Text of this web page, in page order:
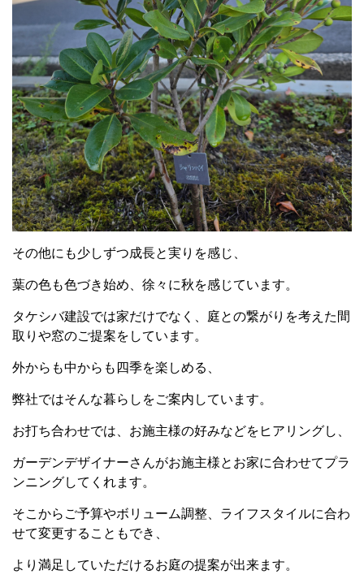
その他にも少しずつ成長と実りを感じ、
葉の色も色づき始め、徐々に秋を感じています。
タケシバ建設では家だけでなく、庭との繋がりを考えた間
取りや窓のご提案をしています。
外からも中からも四季を楽しめる、
弊社ではそんな暮らしをご案内しています。
お打ち合わせでは、お施主様の好みなどをヒアリングし、
ガーデンデザイナーさんがお施主様とお家に合わせてプラ
ンニングしてくれます。
そこからご予算やボリューム調整、ライフスタイルに合わ
せて変更することもでき、
より満足していただけるお庭の提案が出来ます。